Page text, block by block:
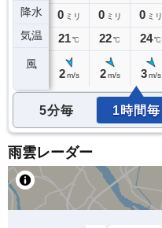
降水
気温
風
0ミリ
21℃
0 ミリ
21℃
2 m/s
0 ミリ
22℃
2 m/s
0 ミリ
24℃
3 m/s
5分毎 1時間毎
雨雲レーダー